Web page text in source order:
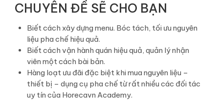
CHUYÊN ĐỀ SẼ CHO BẠN
Biết cách xây dựng menu. Bóc tách, tối ưu nguyên
liệu pha chế hiệu quả.
Biết cách vận hành quán hiệu quả, quản lý nhận
viên một cách bài bản.
Hàng loạt ưu đãi đặc biệt khi mua nguyên liệu –
thiết bị – dụng cụ pha chế từ rất nhiều các đối tác
uy tín của Horecavn Academy.